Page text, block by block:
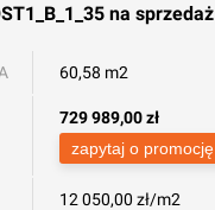
na sprzedaż
60,58 m2
729 989,00zł
zapytaj o promocję
12 050,00 zł/m2